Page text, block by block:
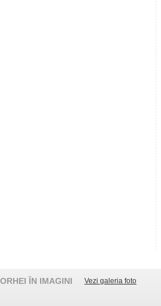
ORHEI ÎN IMAGINI Vezi galeria foto